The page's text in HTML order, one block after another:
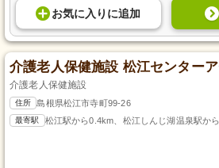
お気に入り に追加
介護老人保健施設 松江センター
介護老人保健施設
住所 島根県松江市寺町99-26
最寄駅 松江駅から0.4km、松江しんじ湖温泉駅か